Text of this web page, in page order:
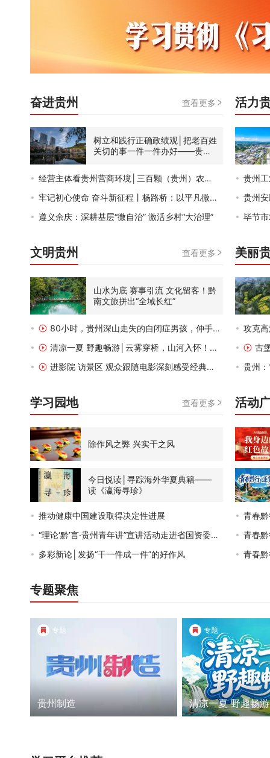
奋进贵州 查看更多
树立和践行正确政绩观│把老百姓
关切的事一件一件办好——贵…
经营主体看贵州营商环境│三百颗（贵州）农…
牢记初心使命 奋斗新征程丨杨路桥：以平凡微…
遵义余庆：深耕基层“微自治” 激活乡村“大治理”
活力
贵州
贵州
毕节
文明贵州 查看更多
山水为底 赛事引流 文化留客！黔
南文旅拼出“全域长红”
80小时，贵州深山走失的自闭症男孩，伸手…
清凉一夏 野趣畅游│云雾穿桥，山河入怀！ …
进影院 访景区 观众跟随电影深刻感受经典…
美丽
攻克
古
贵州
学习园地 查看更多
除作风之弊 兴实干之风
今日悦读│寻踪海外华夏典籍——
读《瀛海寻珍》
推动健康中国建设取得决定性进展
“理论‘黔’言·贵州青年讲”宣讲活动走进省国资委…
多彩新论│发扬“干一件成一件”的好作风
活动
青春
青春
青春
专题聚焦
清凉一夏 野趣畅游 移风易俗 文